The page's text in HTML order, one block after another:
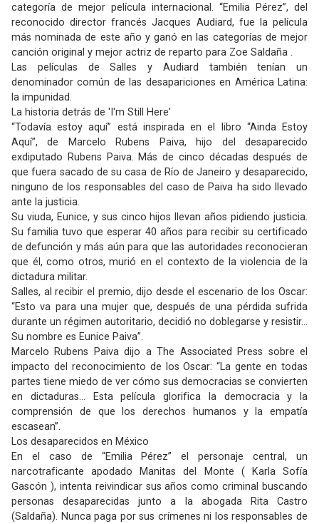
categoría de mejor película internacional. “Emilia Pérez”, del
reconocido director francés Jacques Audiard, fue la película
más nominada de este año y ganó en las categorías de mejor
canción original y mejor actriz de reparto para Zoe Saldaña .
Las películas de Salles y Audiard también tenían un
denominador común de las desapariciones en América Latina:
la impunidad.
La historia detrás de 'I'm Still Here'
“Todavía estoy aquí” está inspirada en el libro “Ainda Estoy
Aquí”, de Marcelo Rubens Paiva, hijo del desaparecido
exdiputado Rubens Paiva. Más de cinco décadas después de
que fuera sacado de su casa de Río de Janeiro y desaparecido,
ninguno de los responsables del caso de Paiva ha sido llevado
ante la justicia.
Su viuda, Eunice, y sus cinco hijos llevan años pidiendo justicia.
Su familia tuvo que esperar 40 años para recibir su certificado
de defunción y más aún para que las autoridades reconocieran
que él, como otros, murió en el contexto de la violencia de la
dictadura militar.
Salles, al recibir el premio, dijo desde el escenario de los Oscar:
“Esto va para una mujer que, después de una pérdida sufrida
durante un régimen autoritario, decidió no doblegarse y resistir…
Su nombre es Eunice Paiva”.
Marcelo Rubens Paiva dijo a The Associated Press sobre el
impacto del reconocimiento de los Oscar: “La gente en todas
partes tiene miedo de ver cómo sus democracias se convierten
en dictaduras… Esta película glorifica la democracia y la
comprensión de que los derechos humanos y la empatía
escasean”.
Los desaparecidos en México
En el caso de “Emilia Pérez” el personaje central, un
narcotraficante apodado Manitas del Monte ( Karla Sofía
Gascón ), intenta reivindicar sus años como criminal buscando
personas desaparecidas junto a la abogada Rita Castro
(Saldaña). Nunca paga por sus crímenes ni los responsables de